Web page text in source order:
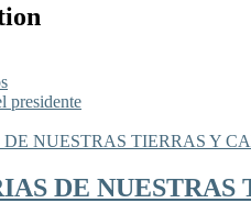
presidente
DE NUESTRAS